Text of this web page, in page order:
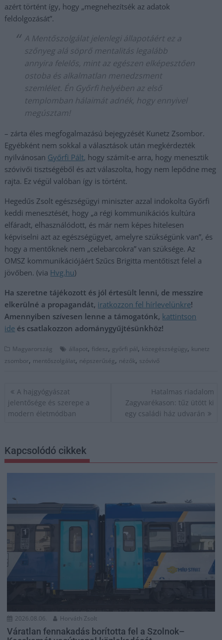
azért történt így, hogy „megnehezítsék az adatok
feldolgozását”.
A Mentőszolgálat jelenlegi állapotáért ez a
szőnyeg alá söprő mentalitás legalább
annyira felelős, mint az egészen elképesztően
ostoba és alkalmatlan menedzsment
szemlélet. Én Győrfi helyében az első
templomban hálaimát adnék, hogy ennyivel
megúsztam!
– zárta éles megfogalmazású bejegyzését Kunetz Zsombor.
Egyébként nem sokkal a választások után megkérdezték
nyilvánosan Győrfi Pált, hogy számít-e arra, hogy menesztik
szóvivői tisztségéből és azt válaszolta, hogy nem lepődne meg
rajta. Ez végül valóban így is történt.
Hegedűs Zsolt egészségügyi miniszter azzal indokolta Győrfi
keddi menesztését, hogy „a régi kommunikációs kultúra
elfáradt, elhasználódott, és már nem képes hitelesen
képviselni azt az egészségügyet, amelyre szükségünk van”, és
hogy a mentőknek nem „celebarcokra” van szüksége. Az
OMSZ kommunikációjáért Szűcs Brigitta mentőtiszt felel a
jövőben. (via Hvg.hu)
Ha szeretne tájékozott és jól értesült lenni, de messzire
elkerülné a propagandát, iratkozzon fel hírlevelünkre!
Amennyiben szívesen lenne a támogatónk, kattintson
ide és csatlakozzon adománygyűjtésünkhöz!
Magyarország állapot, fidesz, győrfi pál, közegészségügy, kunetz
zsombor, mentőszolgálat, népszerűség, nézők, szóvivő
Bejegyzés
navigáció
A hajgyógyászat
jelentősége és szerepe a
modern életmódban
Hatalmas riadalom
Zagyvarékason: tűz ütött ki
egy családi ház udvarán
Kapcsolódó cikkek
2026.08.06. Horváth Zsolt
Váratlan fennakadás borította fel a Szolnok–